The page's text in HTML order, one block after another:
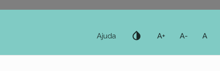
Ajuda invert_colors A+ A- A